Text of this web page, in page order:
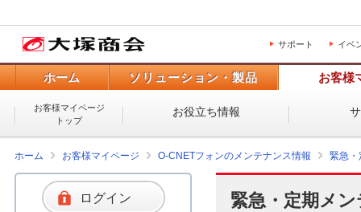
サポート イベ
ホーム ソリューション・製品 お客様
お客様マイページ
トップ
お役立ち情報
ホーム お客様マイページ O-CNETフォンのメンテナンス情報 緊急・
緊急・定期メ
ログイン